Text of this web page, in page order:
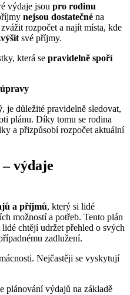
výdaje jsou pro rodinu
nejsou dostatečné na
rozpočet a najít místa, kde
své příjmy.
která se pravidelně spoří
, je důležité pravidelně sledovat,
plánu. Díky tomu se rodina
a přizpůsobí rozpočet aktuální
výdaje
a příjmů, který si lidé
možností a potřeb. Tento plán
lidé chtějí udržet přehled o svých
zadlužení.
Nejčastěji se vyskytují
plánování výdajů na základě